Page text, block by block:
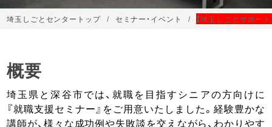
埼玉しごとセンタートップ セミナー・イベント 【埼玉しごとサポー
概要
埼玉県と深谷市では、就職を目指すシニアの方向けに
『就職支援セミナー』をご用意いたしました。経験豊かな
講師が、様々な成功例や失敗談を交えながら、わかりやす